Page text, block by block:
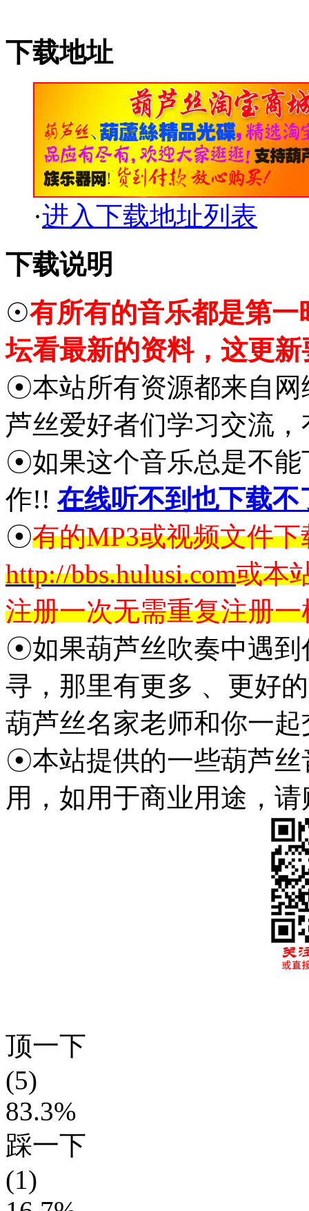
下载地址
·进入下载地址列表
下载说明
☉有所有的音乐都是第
坛看最新的资料，这更
☉本站所有资源都来自网
芦丝爱好者们学习交流
☉如果这个音乐总是不能
作!! 在线听不到也下载不
☉有的MP3或视频文件
http://bbs.hulusi.com或本
注册一次无需重复注册
☉如果葫芦丝吹奏中遇到
寻，那里有更多 、更好
葫芦丝名家老师和你一起
☉本站提供的一些葫芦丝
用，如用于商业用途，
顶一下
(5)
83.3%
踩一下
(1)